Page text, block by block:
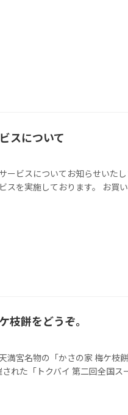
スについて
ービスについてお知らせいた
スを実施しております。 お買
枝餅をどうぞ。
満宮名物の「かさの家 梅ケ枝
れた「トクバイ 第二回全国